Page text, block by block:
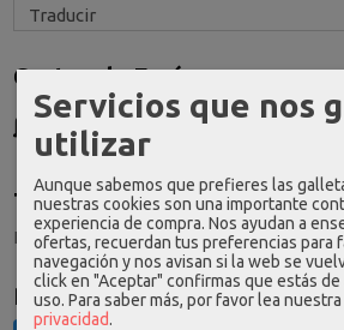
Costes de Envío
GRATIS *
Consultar Destinos
Tu Carrito (0)
El carrito de la compra está vacío
Redes Sociales
Servicios que nos
utilizar
Aunque sabemos que prefieres las
nuestras cookies son una importante
experiencia de compra. Nos ayudan a
ofertas, recuerdan tus preferencias para
navegación y nos avisan si la web se
click en "Aceptar" confirmas que estás
uso. Para saber más, por favor lea nuestra
privacidad.